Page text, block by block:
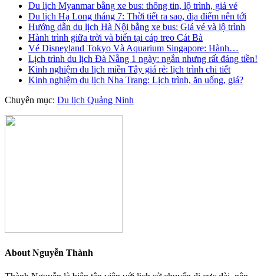
Du lịch Myanmar bằng xe bus: thông tin, lộ trình, giá vé
Du lịch Hạ Long tháng 7: Thời tiết ra sao, địa điểm nên tới
Hướng dẫn du lịch Hà Nội bằng xe bus: Giá vé và lộ trình
Hành trình giữa trời và biển tại cáp treo Cát Bà
Vé Disneyland Tokyo Và Aquarium Singapore: Hành…
Lịch trình du lịch Đà Nẵng 1 ngày: ngắn nhưng rất đáng tiền!
Kinh nghiệm du lịch miền Tây giá rẻ: lịch trình chi tiết
Kinh nghiệm du lịch Nha Trang: Lịch trình, ăn uống, giá?
Chuyên mục: Du lịch Quảng Ninh
About Nguyễn Thành